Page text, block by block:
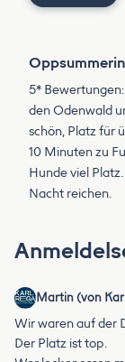
5*
den Odenwald
schön, Platz für
10 Minuten zu
Hunde viel
Nacht reichen.
Martin (von
Wir waren auf der
Der Platz ist top.